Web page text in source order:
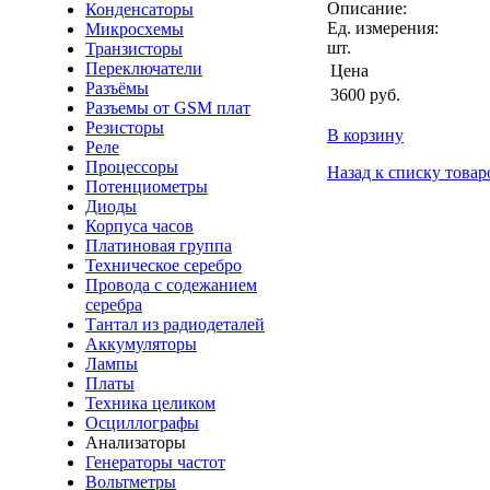
Конденсаторы
Микросхемы
Транзисторы
Переключатели
Разъёмы
Разъемы от GSM плат
Резисторы
Реле
Процессоры
Потенциометры
Диоды
Корпуса часов
Платиновая группа
Техническое серебро
Провода с содежанием
серебра
Тантал из радиодеталей
Аккумуляторы
Лампы
Платы
Техника целиком
Осциллографы
Анализаторы
Генераторы частот
Вольтметры
Описание:
Ед. измерения:
шт.
Цена
3600 руб.
В корзину
Назад к списку